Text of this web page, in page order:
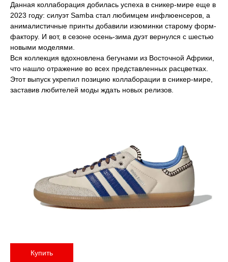
Данная коллаборация добилась успеха в сникер-мире еще в
2023 году: силуэт Samba стал любимцем инфлюенсеров, а
анималистичные принты добавили изюминки старому форм-
фактору. И вот, в сезоне осень-зима дуэт вернулся с шестью
новыми моделями.
Вся коллекция вдохновлена бегунами из Восточной Африки,
что нашло отражение во всех представленных расцветках.
Этот выпуск укрепил позицию коллаборации в сникер-мире,
заставив любителей моды ждать новых релизов.
Купить